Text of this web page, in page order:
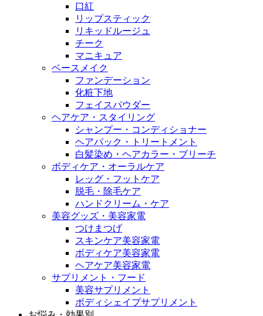
口紅
リップスティック
リキッドルージュ
チーク
マニキュア
ベースメイク
ファンデーション
化粧下地
フェイスパウダー
ヘアケア・スタイリング
シャンプー・コンディショナー
ヘアパック・トリートメント
白髪染め・ヘアカラー・ブリーチ
ボディケア・オーラルケア
レッグ・フットケア
脱毛・除毛ケア
ハンドクリーム・ケア
美容グッズ・美容家電
つけまつげ
スキンケア美容家電
ボディケア美容家電
ヘアケア美容家電
サプリメント・フード
美容サプリメント
ボディシェイプサプリメント